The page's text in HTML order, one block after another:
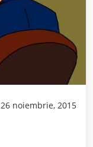
26 noiembrie, 2015